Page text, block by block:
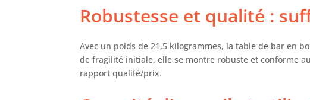
Robustesse et qualité :
Avec un poids de 21,5 kilogrammes, la table de bar en
de fragilité initiale, elle se montre robuste et conforme
rapport qualité/prix.